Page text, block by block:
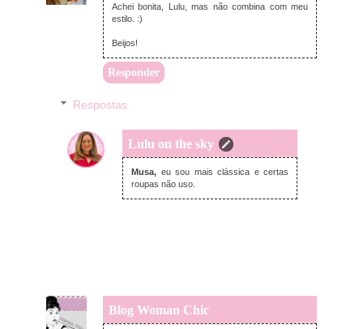
Achei bonita, Lulu, mas não combina com meu
estilo. :)
Beijos!
Responder
Respostas
Lulu on the sky
segunda-feira, fevereiro 18, 2013
Musa, eu sou mais clássica e certas
roupas não uso.
Blog Woman Chic
segunda-feira, fevereiro 18, 2013